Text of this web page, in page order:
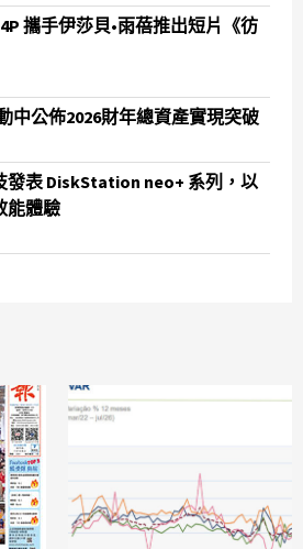
攜手伊莎貝•雨蓓推出短片《彷
中公佈2026財年總資產實現突破
發表 DiskStation neo+ 系列，以
能體驗